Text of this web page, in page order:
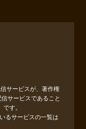
サービスが、著作権
サービスであること
す。
るサービスの一覧は